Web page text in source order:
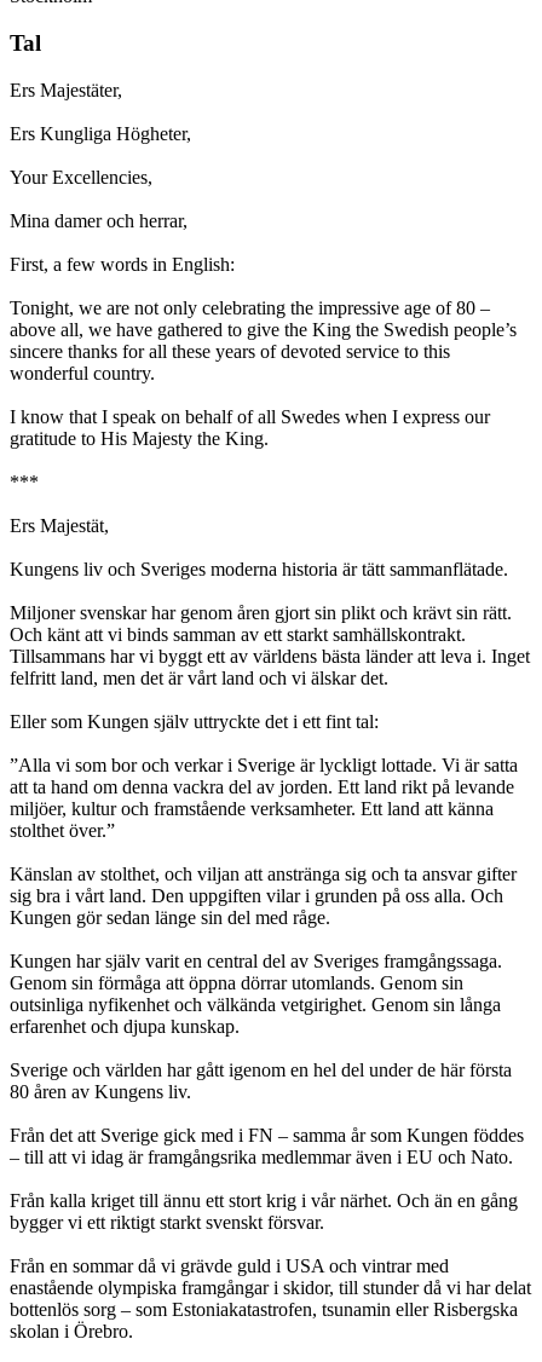
Tal
Ers Majestäter,
Ers Kungliga Högheter,
Your Excellencies,
Mina damer och herrar,
First, a few words in English:
Tonight, we are not only celebrating the impressive age of 80 –
above all, we have gathered to give the King the Swedish people’s
sincere thanks for all these years of devoted service to this
wonderful country.
I know that I speak on behalf of all Swedes when I express our
gratitude to His Majesty the King.
***
Ers Majestät,
Kungens liv och Sveriges moderna historia är tätt sammanflätade.
Miljoner svenskar har genom åren gjort sin plikt och krävt sin rätt.
Och känt att vi binds samman av ett starkt samhällskontrakt.
Tillsammans har vi byggt ett av världens bästa länder att leva i. Inget
felfritt land, men det är vårt land och vi älskar det.
Eller som Kungen själv uttryckte det i ett fint tal:
”Alla vi som bor och verkar i Sverige är lyckligt lottade. Vi är satta
att ta hand om denna vackra del av jorden. Ett land rikt på levande
miljöer, kultur och framstående verksamheter. Ett land att känna
stolthet över.”
Känslan av stolthet, och viljan att anstränga sig och ta ansvar gifter
sig bra i vårt land. Den uppgiften vilar i grunden på oss alla. Och
Kungen gör sedan länge sin del med råge.
Kungen har själv varit en central del av Sveriges framgångssaga.
Genom sin förmåga att öppna dörrar utomlands. Genom sin
outsinliga nyfikenhet och välkända vetgirighet. Genom sin långa
erfarenhet och djupa kunskap.
Sverige och världen har gått igenom en hel del under de här första
80 åren av Kungens liv.
Från det att Sverige gick med i FN – samma år som Kungen föddes
– till att vi idag är framgångsrika medlemmar även i EU och Nato.
Från kalla kriget till ännu ett stort krig i vår närhet. Och än en gång
bygger vi ett riktigt starkt svenskt försvar.
Från en sommar då vi grävde guld i USA och vintrar med
enastående olympiska framgångar i skidor, till stunder då vi har delat
bottenlös sorg – som Estoniakatastrofen, tsunamin eller Risbergska
skolan i Örebro.